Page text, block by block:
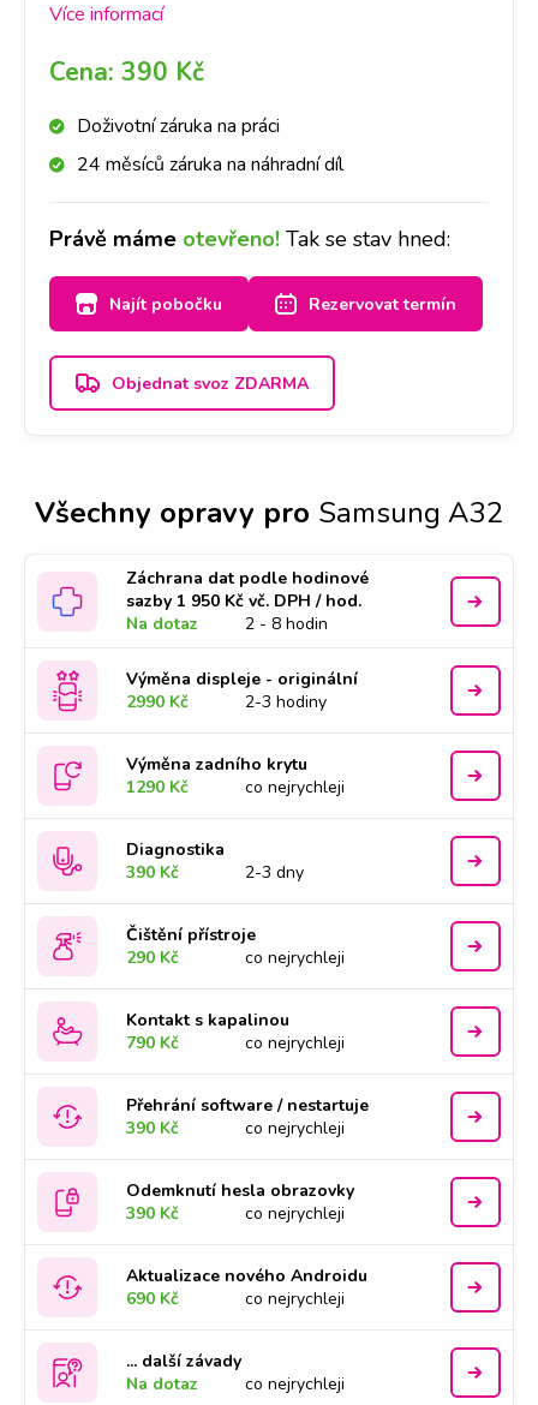
obrazovky slouží jako ochrana dat ve Vašem
Doporučujeme tedy jejich zálohu.
Více informací
Cena: 390 Kč
Doživotní záruka na práci
24 měsíců záruka na náhradní díl
Právě máme otevřeno! Tak se stav hned:
Najít pobočku Rezervovat termín
Objednat svoz ZDARMA
Všechny opravy pro Samsung A32
Záchrana dat podle hodinové
sazby 1 950 Kč vč. DPH / hod.
Na dotaz
2 - 8 hodin
Výměna displeje - originální
2990 Kč
2-3 hodiny
Výměna zadního krytu
1290 Kč
co nejrychleji
Diagnostika
390 Kč
2-3 dny
Čištění přístroje
290 Kč
co nejrychleji
Kontakt s kapalinou
790 Kč
co nejrychleji
Přehrání software / nestartuje
390 Kč
co nejrychleji
Odemknutí hesla obrazovky
390 Kč
co nejrychleji
Aktualizace nového Androidu
690 Kč
co nejrychleji
... další závady
Na dotaz
co nejrychleji